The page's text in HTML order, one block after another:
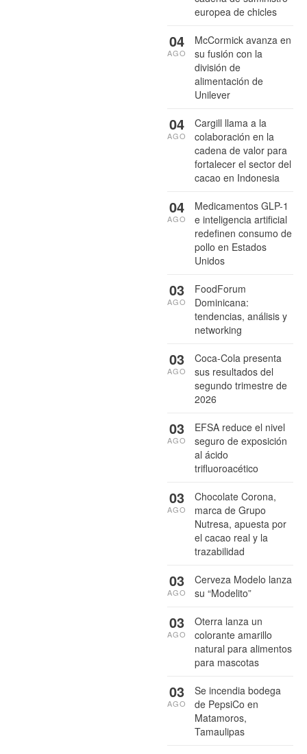
europea de chicles
McCormick avanza en
su fusión con la
división de
alimentación de
Unilever
04
AGO
Cargill llama a la
colaboración en la
cadena de valor para
fortalecer el sector del
cacao en Indonesia
04
AGO
Medicamentos GLP-1
e inteligencia artificial
redefinen consumo de
pollo en Estados
Unidos
04
AGO
FoodForum
Dominicana:
tendencias, análisis y
networking
03
AGO
Coca-Cola presenta
sus resultados del
segundo trimestre de
2026
03
AGO
EFSA reduce el nivel
seguro de exposición
al ácido
trifluoroacético
03
AGO
Chocolate Corona,
marca de Grupo
Nutresa, apuesta por
el cacao real y la
trazabilidad
03
AGO
Cerveza Modelo lanza
su “Modelito”
03
AGO
Oterra lanza un
colorante amarillo
natural para alimentos
para mascotas
03
AGO
Se incendia bodega
de PepsiCo en
Matamoros,
Tamaulipas
03
AGO